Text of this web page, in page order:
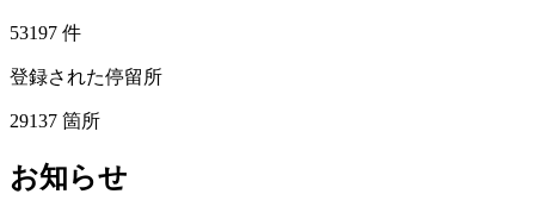
53197 件
登録された停留所
29137 箇所
お知らせ